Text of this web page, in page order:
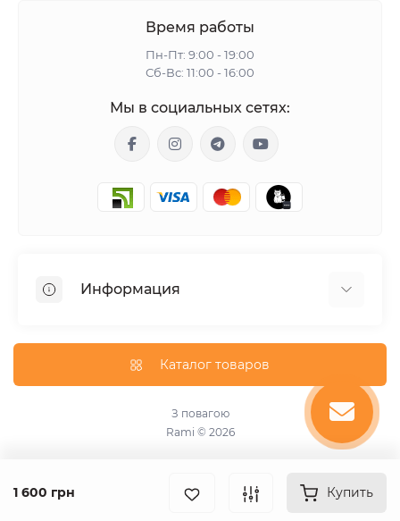
1 600 грн Купить
Время работы
Пн-Пт: 9:00 - 19:00
Сб-Вс: 11:00 - 16:00
Мы в социальных сетях:
Информация
О магазине
Связаться с нами
Каталог товаров
З повагою
Rami © 2026